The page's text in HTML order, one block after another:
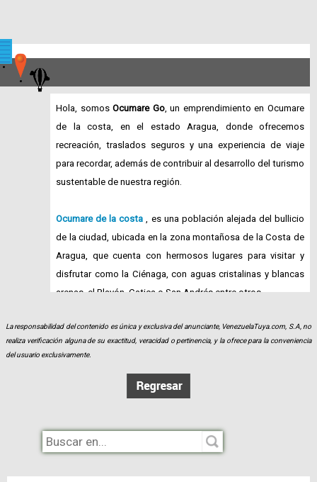
Hola, somosOcumare Go, un emprendimiento en Ocumare
de la costa, en el estado Aragua, donde ofrecemos
recreación, traslados seguros y una experiencia de viaje
para recordar, además de contribuir al desarrollo del turismo
sustentable de nuestra región.
Ocumare de la costa
, es una población alejada del bullicio
de la ciudad, ubicada en la zona montañosa de la Costa de
Aragua, que cuenta con hermosos lugares para visitar y
disfrutar como la Ciénaga, con aguas cristalinas y blancas
arenas, el Playón, Catica o San Andrés entre otros.
EnOcumare Gote ofrecemos el servicio de traslados para
La Ciénaga
La Ciénaga
en nuestras unidades de transporte
estás alojado o puedes solicitar un plan desde Maracay o
LasSalidas Caracas
para los días Viernes con Retorno el día Domingo. Incluye el
traslado ida y vuelta a la ciudad de origen, y traslado al
La responsabilidad del contenido es única y exclusiva del anunciante, VenezuelaTuya.com, S.A, no
realiza verificación alguna de su exactitud, veracidad o pertinencia, y la ofrece para la conveniencia
del usuario exclusivamente.